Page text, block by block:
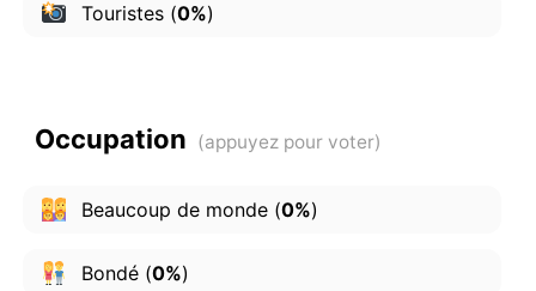
Touristes(0%)
Occupation
Beaucoup de monde(0%)
Bondé(0%)